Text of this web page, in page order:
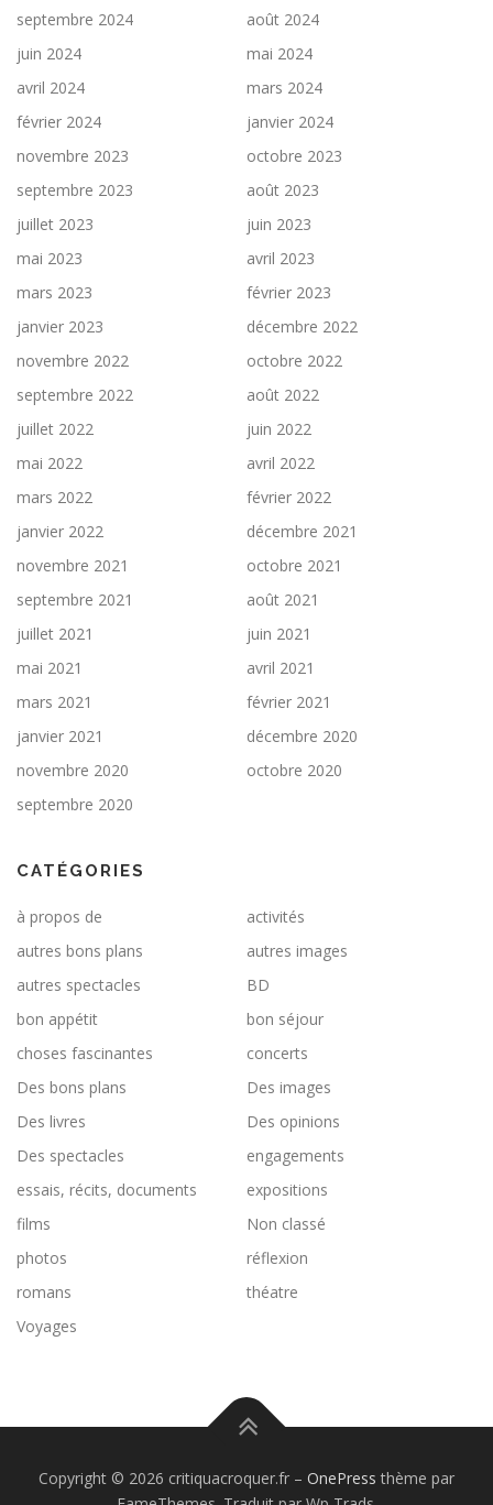
septembre 2024
août 2024
juin 2024
mai 2024
avril 2024
mars 2024
février 2024
janvier 2024
novembre 2023
octobre 2023
septembre 2023
août 2023
juillet 2023
juin 2023
mai 2023
avril 2023
mars 2023
février 2023
janvier 2023
décembre 2022
novembre 2022
octobre 2022
septembre 2022
août 2022
juillet 2022
juin 2022
mai 2022
avril 2022
mars 2022
février 2022
janvier 2022
décembre 2021
novembre 2021
octobre 2021
septembre 2021
août 2021
juillet 2021
juin 2021
mai 2021
avril 2021
mars 2021
février 2021
janvier 2021
décembre 2020
novembre 2020
octobre 2020
septembre 2020
CATÉGORIES
à propos de
activités
autres bons plans
autres images
autres spectacles
BD
bon appétit
bon séjour
choses fascinantes
concerts
Des bons plans
Des images
Des livres
Des opinions
Des spectacles
engagements
essais, récits, documents
expositions
films
Non classé
photos
réflexion
romans
théatre
Voyages
Copyright © 2026 critiquacroquer.fr – OnePress thème par